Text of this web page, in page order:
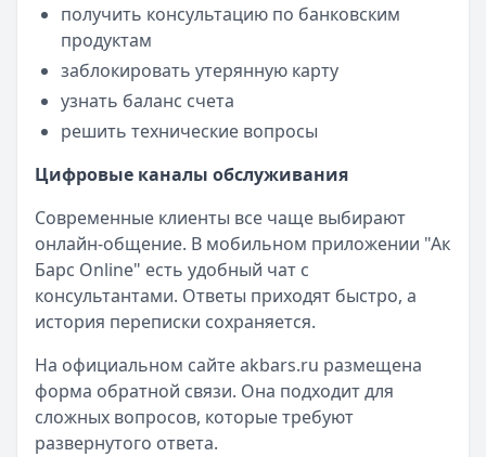
Ак Барс Банк— Ак Барс карта Кредитная 115 дней
Лимит: до1 000 000 ₽
Льготный период:115 дней
Обслуживание:
Рейтинг:
Банк ПСБ— Кредитная карта 180 дней без %
Лимит: до1 000 000 ₽
Обслуживание:Бесплатно
Рейтинг:4.7
Банк ЗЕНИТ— Карта привилегий
Лимит: до2 000 000 ₽
Льготный период:120 дней
Рейтинг:4.6
Азиатско-Тихоокеанский Банк— Универсальная
Лимит: до500 000 ₽
получить консультацию по банковским
продуктам
заблокировать утерянную карту
узнать баланс счета
решить технические вопросы
Цифровые каналы обслуживания
Современные клиенты все чаще выбирают
онлайн-общение. В мобильном приложении "Ак
Барс Online" есть удобный чат с
консультантами. Ответы приходят быстро, а
история переписки сохраняется.
На официальном сайте akbars.ru размещена
форма обратной связи. Она подходит для
сложных вопросов, которые требуют
развернутого ответа.